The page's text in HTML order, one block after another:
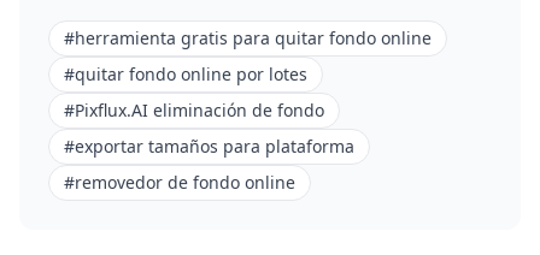
#herramienta gratis para quitar fondo online
#quitar fondo online por lotes
#Pixflux.AI eliminación de fondo
#exportar tamaños para plataforma
#removedor de fondo online